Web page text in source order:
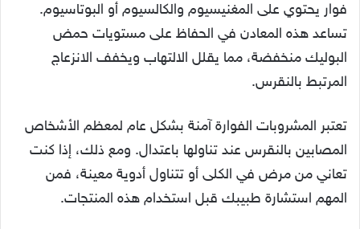
فوار يحتوي على المغنيسيوم والكالسيوم أو البوتاسيوم.
تساعد هذه المعادن في الحفاظ على مستويات حمض
البوليك منخفضة، مما يقلل الالتهاب ويخفف الانزعاج
المرتبط بالنقرس.
تعتبر المشروبات الفوارة آمنة بشكل عام لمعظم الأشخاص
المصابين بالنقرس عند تناولها باعتدال. ومع ذلك، إذا كنت
تعاني من مرض في الكلى أو تتناول أدوية معينة، فمن
المهم استشارة طبيبك قبل استخدام هذه المنتجات.